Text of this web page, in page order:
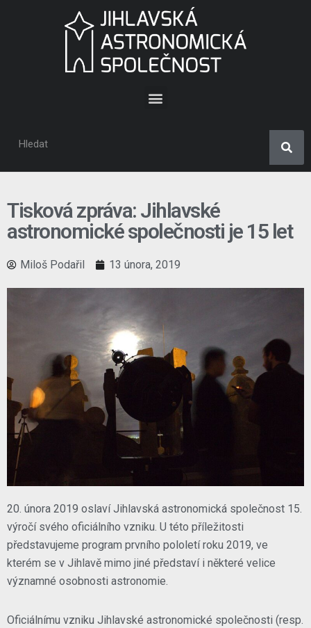
Tisková zpráva: Jihlavské
astronomické společnosti je 15 let
Miloš Podařil 13 února, 2019
20. února 2019 oslaví Jihlavská astronomická společnost 15.
výročí svého oficiálního vzniku. U této příležitosti
představujeme program prvního pololetí roku 2019, ve
kterém se v Jihlavě mimo jiné představí i některé velice
významné osobnosti astronomie.
Oficiálnímu vzniku Jihlavské astronomické společnosti (resp.